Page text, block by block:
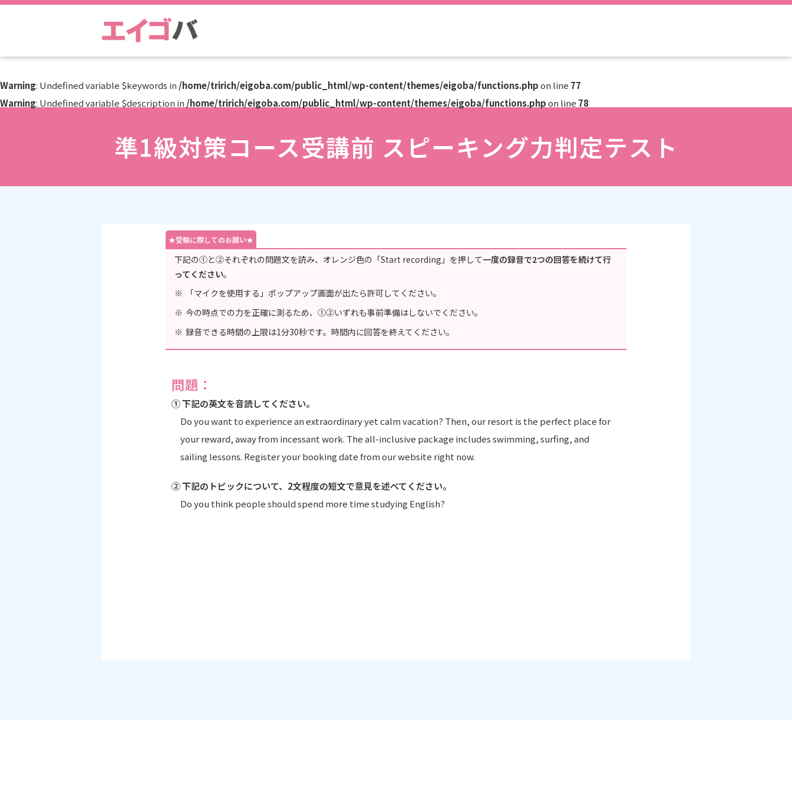
Warning: Undefined variable $keywords in /home/tririch/eigoba.com/public_html/wp-content/themes/eigoba/functions.phpon line 77
Warning: Undefined variable $description in /home/tririch/eigoba.com/public_html/wp-content/themes/eigoba/functions.phpon line 78
準1級対策コース受講前 スピーキング力判定テスト
下記の①と②それぞれの問題文を読み、オレンジ色の「Start recording」を押して一度の録音で2つの回答を続けて行
ってください。
「マイクを使用する」ポップアップ画面が出たら許可してください。
今の時点での力を正確に測るため、①②いずれも事前準備はしないでください。
録音できる時間の上限は1分30秒です。時間内に回答を終えてください。
問題：
① 下記の英文を音読してください。
Do you want to experience an extraordinary yet calm vacation? Then, our resort is the perfect place for
your reward, away from incessant work. The all-inclusive package includes swimming, surfing, and
sailing lessons. Register your booking date from our website right now.
② 下記のトピックについて、2文程度の短文で意見を述べてください。
Do you think people should spend more time studying English?